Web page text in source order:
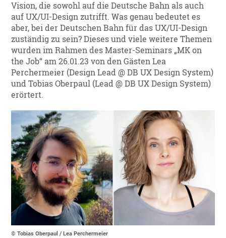
Vision, die sowohl auf die Deutsche Bahn als auch
auf UX/UI-Design zutrifft. Was genau bedeutet es
aber, bei der Deutschen Bahn für das UX/UI-Design
zuständig zu sein? Dieses und viele weitere Themen
wurden im Rahmen des Master-Seminars „MK on
the Job“ am 26.01.23 von den Gästen Lea
Perchermeier (Design Lead @ DB UX Design System)
und Tobias Oberpaul (Lead @ DB UX Design System)
erörtert.
© Tobias Oberpaul / Lea Perchermeier